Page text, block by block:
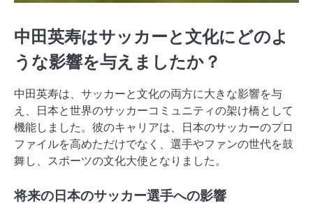
中田英寿はサッカーと文化にどのよ
うな影響を与えましたか？
中田英寿は、サッカーと文化の両方に大きな影響を与
え、日本と世界のサッカーコミュニティの架け橋として
機能しました。彼のキャリアは、日本のサッカーのプロ
ファイルを高めただけでなく、選手やファンの世代を鼓
舞し、スポーツの文化大使となりました。
将来の日本のサッカー選手への影響